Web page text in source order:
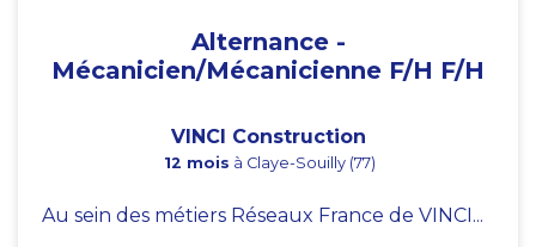
Alternance -
Mécanicien/Mécanicienne F/H F/H
VINCI Construction
12 mois à Claye-Souilly (77)
Au sein des métiers Réseaux France de VINCI...